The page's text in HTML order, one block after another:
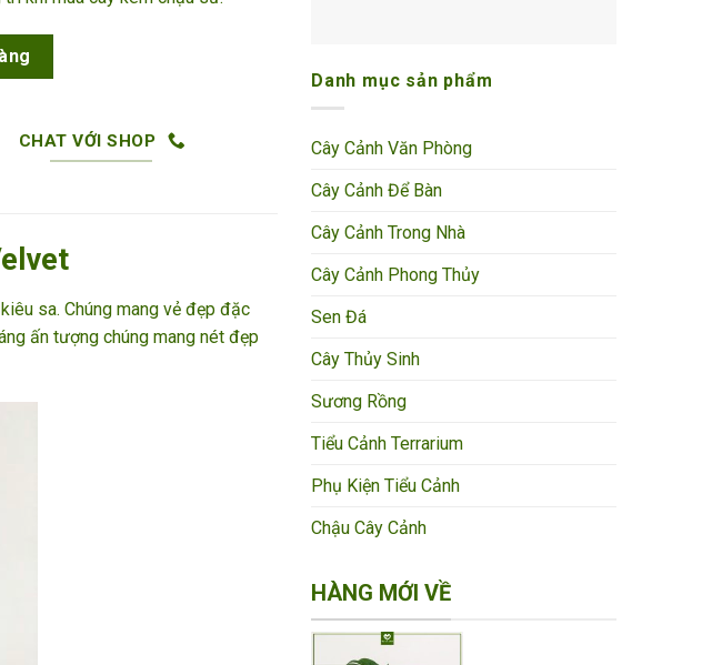
CHAT VỚI SHOP
sa. Chúng mang vẻ đẹp đặc
ấn tượng chúng mang nét đẹp
Danh mục sản phẩm
Cây Cảnh Văn Phòng
Cây Cảnh Để Bàn
Cây Cảnh Trong Nhà
Cây Cảnh Phong Thủy
Sen Đá
Cây Thủy Sinh
Sương Rồng
Tiểu Cảnh Terrarium
Phụ Kiện Tiểu Cảnh
Chậu Cây Cảnh
HÀNG MỚI VỀ